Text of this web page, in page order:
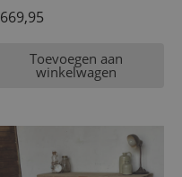
669,95
Toevoegen aan
winkelwagen